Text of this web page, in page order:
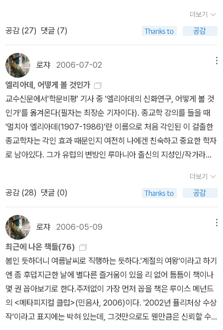
속에서 펼쳐지는 것입니다.]라는 말은 선불교에서의 참선 화두같기도
나무이지 않되 나무입니다.” 라는 진술은 ‘일상성과 비일상성의 중첩
성’을 뜻하며 엘리아데는 ‘종교라고 일컬어지는 문화가 바로 이 일상
과 비 일상의 틈새에서 빚어진 삶의 경험을 드러내는 현상’이라는 건
데 이를 두고 정진홍 교수는 이 책에서 ‘성(聖)과 속(俗)의 변증법’이
라 이름 붙인다. 다시 말해, 엘리아데의 ‘성과 속’은 분리되거나 단절
되는 것이 아니라 그 둘은 인간의 존재양태의 다른 두 측면이라는 것
이다.(성만으로 있는 성도 없고, 속만으로 있는 속도 없다.) 어렵다!
그리하여 종교에 대한 정확한 이해는 ‘나 라는 인간, 그리고 나를 둘러
싼 세계에 대한 명확한 해석’과 상통한다는 점에서 거의 불가능에 가
깝다는 것을 나는 깨닫는다. 종교의 이해는 인간의 이해, 세계의 이해,
같다. 플라톤을 비롯한 그리스 철학자의 우주에 대한 이해에서부터
현대 물리학의 빅뱅이론에 이르기까지 우주와 세계에 대해 (제대로
알지도 못하지만) 과학적, 합리주의적인 가치관의 관점에서 바라본다
면, ‘우주의 카오스가 인간의 로고스(이성)를 통해 질서 있는 코스모
스의 세계로 나아간다는 것’으로 정의 할 수 있을려나. 이게 진정한 우
주와 세계 이해인가? 글쎄... 게다가 프로이트란 작자는 종교라는 것
이 기본적으로 ‘인간이 충족시키지 못하는 욕망들을 충족시켜 주는
기제’고, 또 신이란 것은 ‘인간이 어린 시절에 아버지와 맺는 관계(보
의 책에 투사되고 있다. 이 책은 예전에 우리나라에도 고려원(다르마
총서6)을 통해 잘 번역되어 나왔지만, 안타깝게도 지금은 절판 상태
이다. <요가(Yoga : Immortality and Freedom)>, 이 책과
중복되는 내용이 프랑스 세이유 출판사에서 나온 [성자 시리즈] <파
탄잘리(Patanjali)>에 일부분 담겨 있다. 이 책도 예전에 대원사에서
나왔는데, 역시 아쉽게도 지금은 구하기 어렵다.언뜻 들리는 소문에
의하면, <요가-불멸성과 자유-> 이 책이 내년에 재출간 된다는 얘기
도 있으니 관심 있는 분들은 기다려 보는 것도 좋을 거 같다(다행히
나는 '요가'와 '파탄잘리' 두 권을 다 가지고 있다)엘리아데의 책들 중
에서 유명한 것은 <요가>는 물론 <성과 속>, <영원회귀의 신화>, <
샤마니즘>, <이미지와 상징> 그리고 마지막 저작에 속하는 <세계종
종교형태
Sacred and the Profane)>에서 성(聖)과 속(俗)은 궁극적으
로 이원적인 차원은 아니라고 엘리아데는 본다. 특히 과거 동양 종교
나 원시 문화에서 일상의 생활과 성스러운 것이 일치됨에서 그 본보
기를 들고 있다. 이것은 바로 탈신성화된 현대사회에 대한 우려가 깃
든 시각일 수 있겠다. 또한 이 책에서는 신성한 것의 드러남이라는 '히
에로파니(聖顯, Hierophany)'로 새롭게 역사를 읽으려는 모습도
볼 수 있다(이 책은 두 출판사 한길사, 학민사에서 번역되어 나와 있
다). <영원회귀의 신화>는 '낙원에의 향수(The Nostalgia for Par
더보기
공감 (27) 댓글 (7)
로쟈 2006-07-02
엘리아데, 어떻게 볼 것인가
교수신문에서'학문비평' 기사 중 '엘리아데의 신화연구, 어떻게 볼 것
인가'를 옮겨온다(필자는 최장순 기자이다). 종교학 강의를 들을 때
'멀치아 엘리아데(1907-1986)'란 이름으로 처음 각인된 이 걸출한
종교학자는 각인 효과 때문인지 여전히 나에겐 친숙하고 중요한 학자
로 남아있다. 그가 유럽의 변방인 루마니아 출신의 지성인/작가라는
두에 대한 이런저런 시각들을 아래 인용기사에서 참조해볼 수 있다.
교수신문(06. 07. 02) 엘리아데, 어떻게 볼 것인가-미르치아 엘리아
데(Mircea Eliade, 1907~1986)는 이미 하나의 ‘현상(現象)’이다.
엘리아데는 이미 종교학 연구자라면 한번쯤 읽고 넘어가야할 고전이
돼버렸으며, 조셉 캠벨, 칼 융과 함께 종교학의 3대 스타로 군림하면
서, 대중들에게 하나의 문화적 트렌드로 자리잡은 지 오래다. 그렇다
면, 사람들이 엘리아데를 찾는 이유는 뭘까. -표정훈 출판평론가는
“일단 대중들의 신화에 대한 관심이 기반이 된 것”이라며 “엘리아데
는 종교현상에 대한 보편이론을 구축함에 있어 풍부한 경험적 사례를
제시해 재미를 더한다”고 분석했다. 이론이 이론으로만 그치지 않고
생생한 사례를 통해 증명되고 있어 독자들이 찾게 된다는 설명이다.
더보기
공감 (28) 댓글 (0)
로쟈 2006-05-09
최근에 나온 책들(76)
봄인 듯하더니 여름날씨로 직행하는 듯하다.'계절의 여왕'이라고 하기
엔 좀 후덥지근한 날에 별다른 즐거움이 있을 리 없어 틈틈이 책이나
몇 권 꼽아보기로 한다.주저없이 가장 먼저 꼽을 책은 루이스 메넌드
의 <메타피지컬 클럽>(민음사, 2006)이다. '2002년 퓰리처상 수상
작'이라고 표지에는 박혀 있는데, 그것만으로도 웬만큼은 신뢰할 수